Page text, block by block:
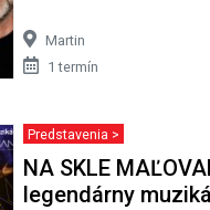
Martin
1 termín
Predstavenia >
NA SKLE
legendárny muzikál